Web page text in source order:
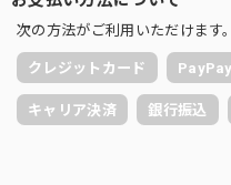
次の方法がご利用いただけます。
クレジットカード PayPay
キャリア決済 銀行振込